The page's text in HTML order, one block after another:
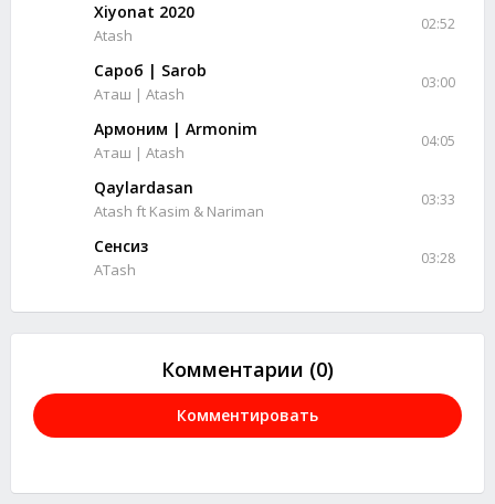
Xiyonat 2020
Atash
02:52
Сароб | Sarob
Аташ | Atash
03:00
Армоним | Armonim
Аташ | Atash
04:05
Qaylardasan
Atash ft Kasim & Nariman
03:33
Сенсиз
ATash
03:28
Комментарии (0)
Комментировать